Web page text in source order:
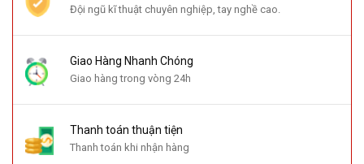
Đội ngũ kĩ thuật chuyên nghiệp, tay nghề cao.
Giao Hàng Nhanh Chóng
Giao hàng trong vòng 24h
Thanh toán thuận tiện
Thanh toán khi nhận hàng